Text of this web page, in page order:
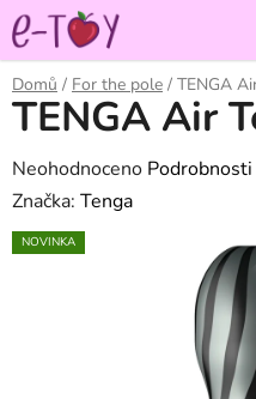
Přejít
na
obsah
Domů / For the pole / TENGA
TENGA Air
Průměrné
hodnocení
produktu
Neohodnoceno
Značka: Tenga
NOVINKA